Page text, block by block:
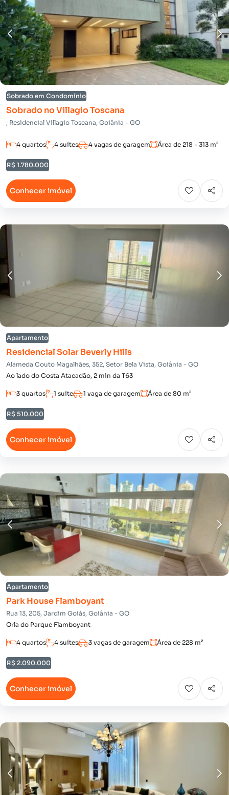
Sobrado em Condomínio
Sobrado no Villagio Toscana
, Residencial Villagio Toscana, Goiânia - GO
4 quartos 4 suítes 4 vagas de garagem Área de 218 - 313 m²
R$ 1.780.000
Conhecer imóvel
Apartamento
Residencial Solar Beverly Hills
Alameda Couto Magalhães, 352, Setor Bela Vista, Goiânia - GO
Ao lado do Costa Atacadão, 2 min da T63
3 quartos 1 suíte 1 vaga de garagem Área de 80 m²
R$ 510.000
Conhecer imóvel
Apartamento
Park House Flamboyant
Rua 13, 205, Jardim Goiás, Goiânia - GO
Orla do Parque Flamboyant
4 quartos 4 suítes 3 vagas de garagem Área de 228 m²
R$ 2.090.000
Conhecer imóvel